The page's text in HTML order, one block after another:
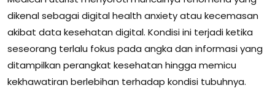
dikenal sebagai digital health anxiety atau kecemasan
akibat data kesehatan digital. Kondisi ini terjadi ketika
seseorang terlalu fokus pada angka dan informasi yang
ditampilkan perangkat kesehatan hingga memicu
kekhawatiran berlebihan terhadap kondisi tubuhnya.